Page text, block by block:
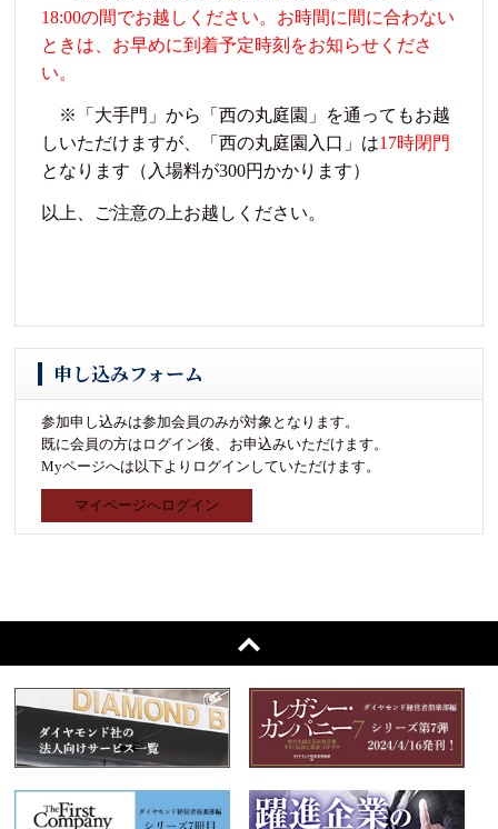
18:00の間でお越しください。お時間に間に合わない
ときは、お早めに到着予定時刻をお知らせくださ
い。
※「大手門」から「西の丸庭園」を通ってもお越
しいただけますが、「西の丸庭園入口」は17時閉門
となります（入場料が300円かかります）
以上、ご注意の上お越しください。
申し込みフォーム
参加申し込みは参加会員のみが対象となります。
既に会員の方はログイン後、お申込みいただけます。
Myページへは以下よりログインしていただけます。
マイページへログイン